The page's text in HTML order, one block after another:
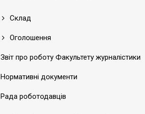
Склад
Оголошення
Звіт про роботу Факультету журналістики
Нормативні документи
Рада роботодавців